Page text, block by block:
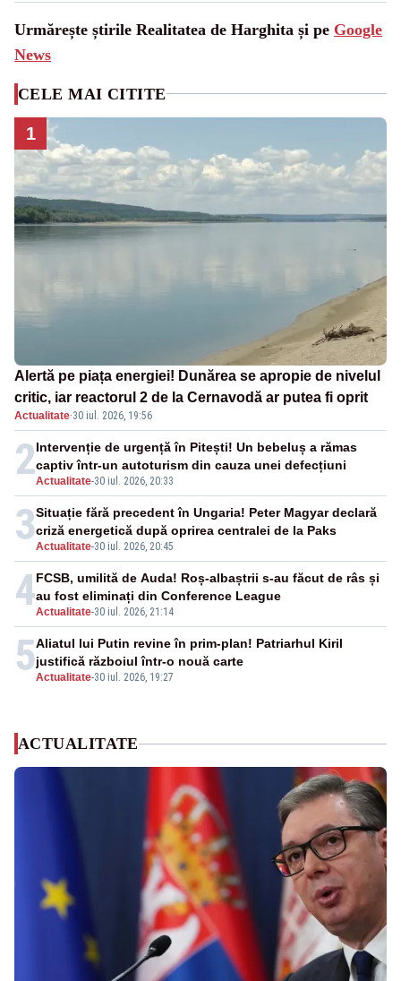
Urmărește știrile Realitatea de Harghita și pe Google
News
CELE MAI CITITE
1
Alertă pe piața energiei! Dunărea se apropie de nivelul
critic, iar reactorul 2 de la Cernavodă ar putea fi oprit
Actualitate·30 iul. 2026, 19:56
2Actualitate-30 iul. 2026, 20:33
Intervenție de urgență în Pitești! Un bebeluș a rămas
captiv într-un autoturism din cauza unei defecțiuni
3Actualitate-30 iul. 2026, 20:45
Situație fără precedent în Ungaria! Peter Magyar declară
criză energetică după oprirea centralei de la Paks
4Actualitate-30 iul. 2026, 21:14
FCSB, umilită de Auda! Roș-albaștrii s-au făcut de râs și
au fost eliminați din Conference League
5Actualitate-30 iul. 2026, 19:27
Aliatul lui Putin revine în prim-plan! Patriarhul Kiril
justifică războiul într-o nouă carte
ACTUALITATE